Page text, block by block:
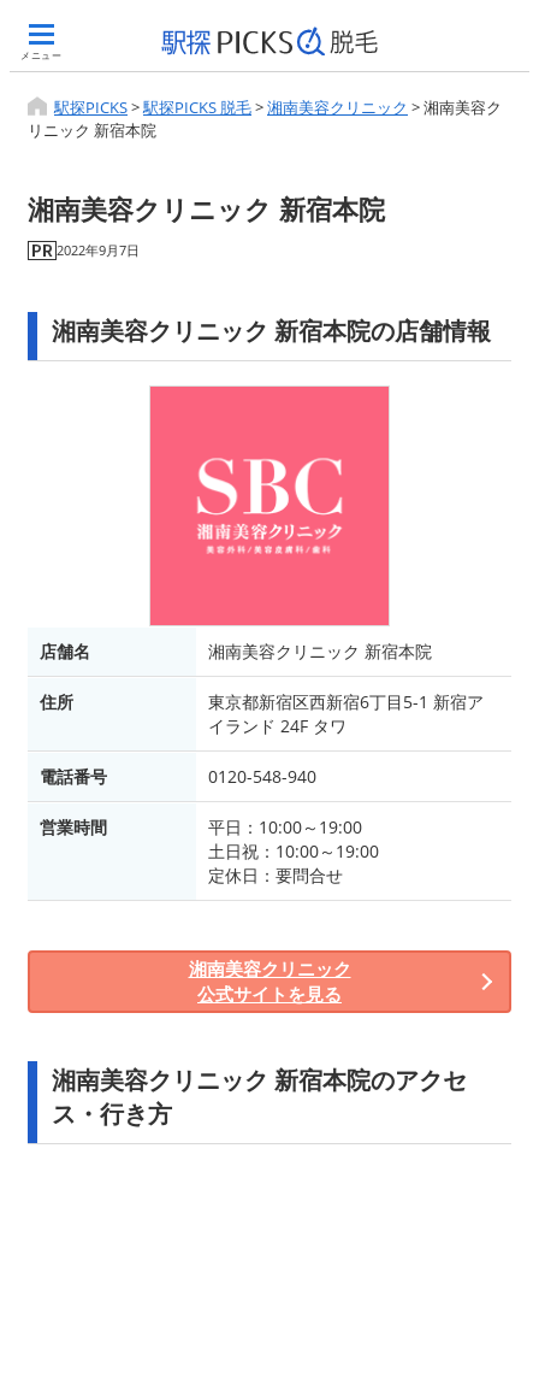
メニュー
駅探PICKS>駅探PICKS 脱毛>湘南美容クリニック >湘南美容ク
リニック 新宿本院
湘南美容クリニック 新宿本院
2022年9月7日
湘南美容クリニック 新宿本院の店舗情報
店舗名 湘南美容クリニック 新宿本院
住所
東京都新宿区西新宿6丁目5-1 新宿ア
イランド 24F タワ
電話番号 0120-548-940
営業時間
平日：10:00～19:00
土日祝：10:00～19:00
定休日：要問合せ
湘南美容クリニック
公式サイトを見る
湘南美容クリニック 新宿本院のアクセ
ス・行き方